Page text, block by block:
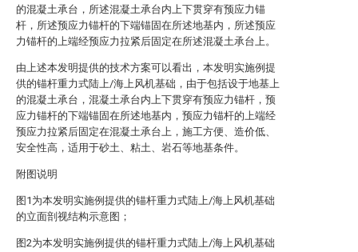
的混凝土承台，所述混凝土承台内上下贯穿有预应力锚
杆，所述预应力锚杆的下端锚固在所述地基内，所述预应
力锚杆的上端经预应力拉紧后固定在所述混凝土承台上。
由上述本发明提供的技术方案可以看出，本发明实施例提
供的锚杆重力式陆上/海上风机基础，由于包括设于地基上
的混凝土承台，混凝土承台内上下贯穿有预应力锚杆，预
应力锚杆的下端锚固在所述地基内，预应力锚杆的上端经
预应力拉紧后固定在混凝土承台上，施工方便、造价低、
安全性高，适用于砂土、粘土、岩石等地基条件。
附图说明
图1为本发明实施例提供的锚杆重力式陆上/海上风机基础
的立面剖视结构示意图；
图2为本发明实施例提供的锚杆重力式陆上/海上风机基础